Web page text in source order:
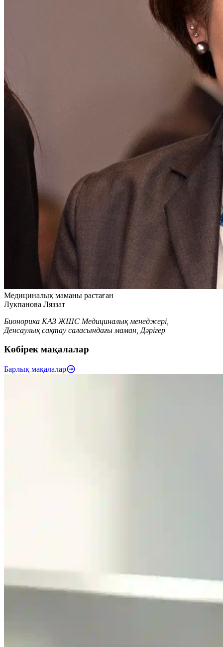
Медициналық маманы растаған
Лукпанова Ляззат
Бионорика КАЗ ЖШС Медициналық менеджері,
Денсаулық сақтау саласындағы маман, Дәрігер
Көбірек мақалалар
Барлық мақалалар